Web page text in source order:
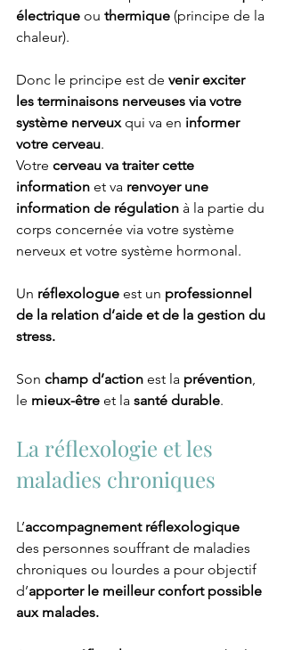
électrique ou thermique (principe de la
chaleur).
Donc le principe est de venir exciter
les terminaisons nerveuses via votre
système nerveux qui va en informer
votre cerveau.
Votre cerveau va traiter cette
information et va renvoyer une
information de régulation à la partie du
corps concernée via votre système
nerveux et votre système hormonal.
Un réflexologue est un professionnel
de la relation d’aide et de la gestion du
stress.
Son champ d’action est la prévention,
le mieux-être et la santé durable.
La réflexologie et les
maladies chroniques
L’accompagnement réflexologique
des personnes souffrant de maladies
chroniques ou lourdes a pour objectif
d’apporter le meilleur confort possible
aux malades.